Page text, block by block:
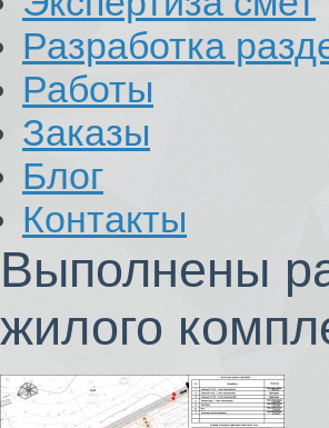
Разработка
Работы
Заказы
Блог
Контакты
Выполнены
жилого